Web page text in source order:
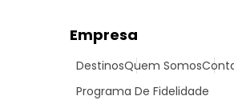
Empresa
DestinosQuem Somos
Programa De Fidelidade